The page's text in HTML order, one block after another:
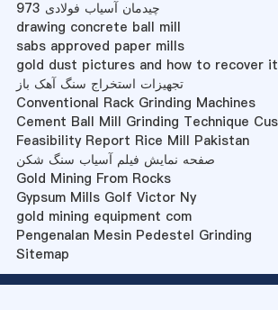
چیدمان آسیاب فولادی 973
drawing concrete ball mill
sabs approved paper mills
gold dust pictures and how to recover
تجهیزات استخراج سنگ آهک باز
Conventional Rack Grinding Machines
Cement Ball Mill Grinding Technique
Feasibility Report Rice Mill Pakistan
صفحه نمایش فیلم آسیاب سنگ شکن
Gold Mining From Rocks
Gypsum Mills Golf Victor Ny
gold mining equipment com
Pengenalan Mesin Pedestel Grinding
Sitemap